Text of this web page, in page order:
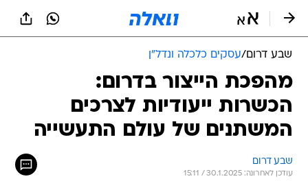
שבע דרום/עסקים כלכלה ונדל"ן
מהפכת הייצור בדרום:
הכשרות ייעודיות לצרכים
המשתנים של עולם התעשייה
שבע דרום
עודכן לאחרונה: 30.1.2025 / 15:11